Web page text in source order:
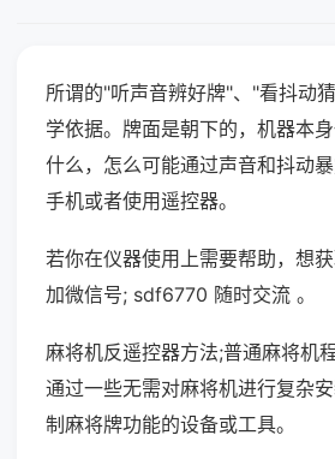
所谓的"听声音辨好牌"、"看抖动
学依据。牌面是朝下的，机器本
什么，怎么可能通过声音和抖动
手机或者使用遥控器。
若你在仪器使用上需要帮助，想
加微信号; sdf6770 随时交流 。
麻将机反遥控器方法;普通麻将机
通过一些无需对麻将机进行复杂
制麻将牌功能的设备或工具。